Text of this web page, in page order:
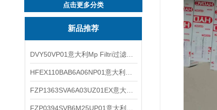
点击更多分类
新品推荐